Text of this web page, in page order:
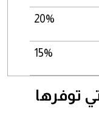
20%
15%
توفرها